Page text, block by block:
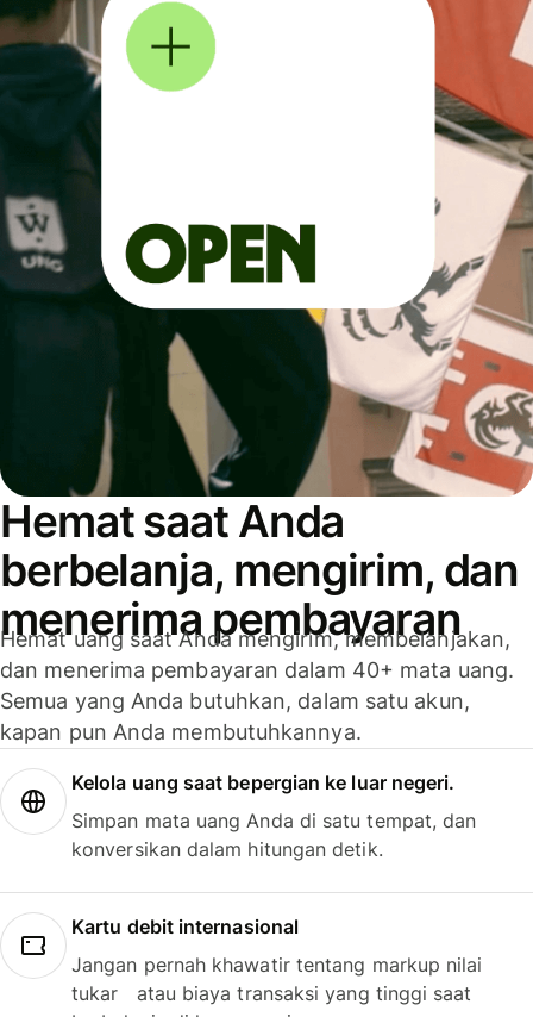
Hemat saat Anda
berbelanja, mengirim, dan
menerima pembayaran
Hemat uang saat Anda mengirim, membelanjakan,
dan menerima pembayaran dalam 40+ mata uang.
Semua yang Anda butuhkan, dalam satu akun,
kapan pun Anda membutuhkannya.
Kelola uang saat bepergian ke luar negeri.
Simpan mata uang Anda di satu tempat, dan
konversikan dalam hitungan detik.
Kartu debit internasional
Jangan pernah khawatir tentang markup nilai
tukar atau biaya transaksi yang tinggi saat